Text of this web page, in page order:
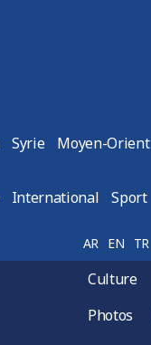
Syrie Moyen-Orient
International Sport
AR EN TR
Culture
Photos